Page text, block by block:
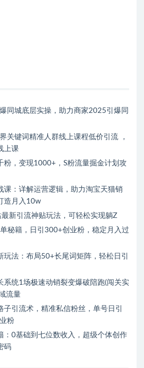
同城底层实操，助力商家2025引爆同
关键词精准人群线上课程低价引流 ，
上课
粉，变现1000+，S粉流量掘金计划攻
课：详解运营逻辑，助力淘宝天猫销
造月入10w
新引流神贴玩法，可轻松实现躺Z
秘籍，日引300+创业粉，稳定月入过
玩法：布局50+长尾词矩阵，轻松日引
系统1场极速动销裂变爆破陪跑(闯关实
流量
子引流术，精准私信粉丝，单号日引
粉
：0基础到七位数收入，超级个体创作
码